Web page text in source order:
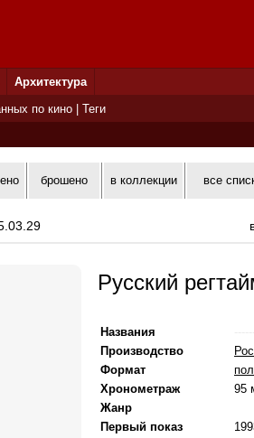
Архитектура
по кино
Теги
брошено в коллекции все
Русский
Названия
Производство
Формат
Хронометраж
95
Жанр
Первый показ